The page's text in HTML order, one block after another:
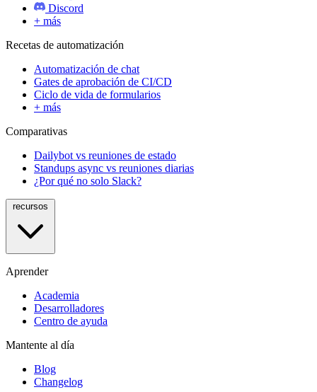
Discord
+ más
Recetas de automatización
Automatización de chat
Gates de aprobación de CI/CD
Ciclo de vida de formularios
+ más
Comparativas
Dailybot vs reuniones de estado
Standups async vs reuniones diarias
¿Por qué no solo Slack?
Aprender
Academia
Desarrolladores
Centro de ayuda
Mantente al día
Blog
Changelog